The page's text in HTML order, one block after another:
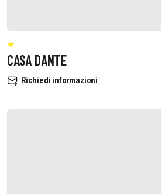
CASA DANTE
Richiedi informazioni